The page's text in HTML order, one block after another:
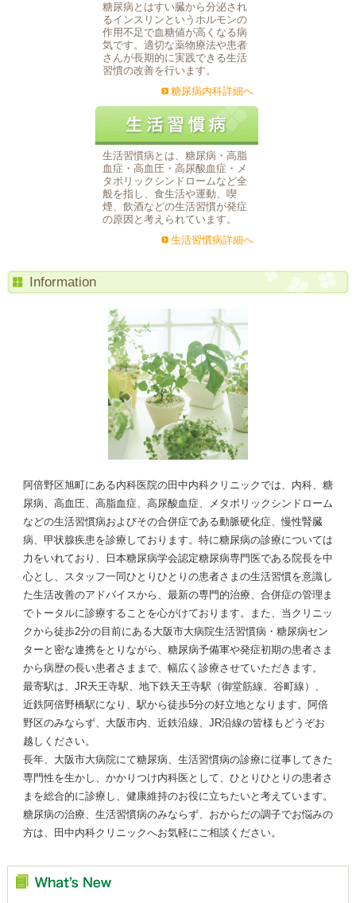
糖尿病とはすい臓から分泌され
るインスリンというホルモンの
作用不足で血糖値が高くなる病
気です。適切な薬物療法や患者
さんが長期的に実践できる生活
習慣の改善を行います。
糖尿病内科詳細へ
生活習慣病とは、糖尿病・高脂
血症・高血圧・高尿酸血症・メ
タボリックシンドロームなど全
般を指し、食生活や運動、喫
煙、飲酒などの生活習慣が発症
の原因と考えられています。
生活習慣病詳細へ
Information
阿倍野区旭町にある内科医院の田中内科クリニックでは、内科、糖
尿病、高血圧、高脂血症、高尿酸血症、メタボリックシンドローム
などの生活習慣病およびその合併症である動脈硬化症、慢性腎臓
病、甲状腺疾患を診療しております。特に糖尿病の診療については
力をいれており、日本糖尿病学会認定糖尿病専門医である院長を中
心とし、スタッフ一同ひとりひとりの患者さまの生活習慣を意識し
た生活改善のアドバイスから、最新の専門的治療、合併症の管理ま
でトータルに診療することを心がけております。また、当クリニッ
クから徒歩2分の目前にある大阪市大病院生活習慣病・糖尿病セン
ターと密な連携をとりながら、糖尿病予備軍や発症初期の患者さま
から病歴の長い患者さままで、幅広く診療させていただきます。
最寄駅は、JR天王寺駅、地下鉄天王寺駅（御堂筋線、谷町線）、
近鉄阿倍野橋駅になり、駅から徒歩5分の好立地となります。阿倍
野区のみならず、大阪市内、近鉄沿線、JR沿線の皆様もどうぞお
越しください。
長年、大阪市大病院にて糖尿病、生活習慣病の診療に従事してきた
専門性を生かし、かかりつけ内科医として、ひとりひとりの患者さ
まを総合的に診療し、健康維持のお役に立ちたいと考えています。
糖尿病の治療、生活習慣病のみならず、おからだの調子でお悩みの
方は、田中内科クリニックへお気軽にご相談ください。